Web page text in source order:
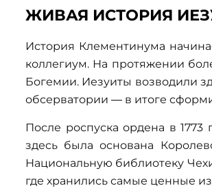
ЖИВАЯ ИСТОРИЯ
История Клементинума
коллегиум. На протяжении
Богемии. Иезуиты возводили
обсерватории — в итоге
После роспуска ордена в 1773
здесь была основана
Национальную библиотеку
где хранились самые ценные